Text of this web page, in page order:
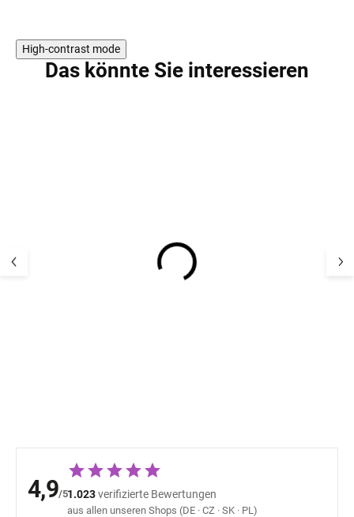
High-contrast mode
Das könnte Sie interessieren
4,9/51.023verifizierte Bewertungen
aus allen unseren Shops (DE · CZ · SK · PL)